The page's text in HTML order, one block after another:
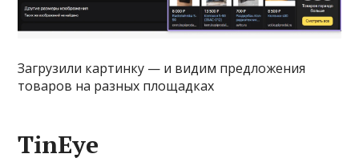
Загрузили картинку — и видим предложения
товаров на разных площадках
TinEye